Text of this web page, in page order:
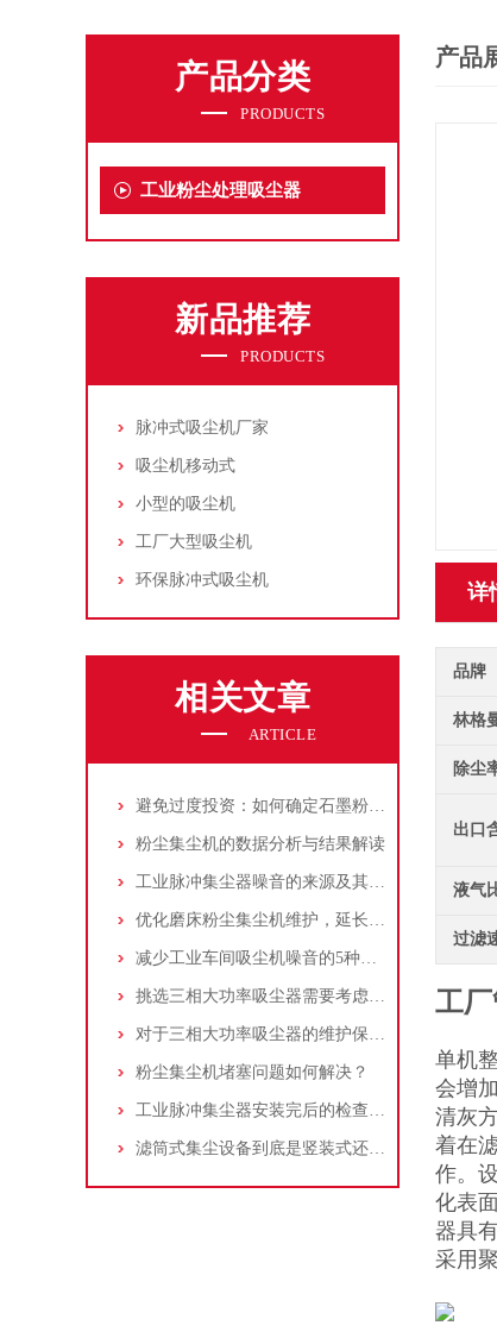
产品分类
PRODUCTS
工业粉尘处理吸尘器
新品推荐
PRODUCTS
脉冲式吸尘机厂家
吸尘机移动式
小型的吸尘机
工厂大型吸尘机
环保脉冲式吸尘机
相关文章
ARTICLE
避免过度投资：如何确定石墨粉尘除尘器的合理价格区间
粉尘集尘机的数据分析与结果解读
工业脉冲集尘器噪音的来源及其控制策略
优化磨床粉尘集尘机维护，延长设备寿命
减少工业车间吸尘机噪音的5种方法
挑选三相大功率吸尘器需要考虑哪些问题？
对于三相大功率吸尘器的维护保养，你了解多少
粉尘集尘机堵塞问题如何解决？
工业脉冲集尘器安装完后的检查工作详解
滤筒式集尘设备到底是竖装式还是横装式？
产品
详
品牌
林格
除尘
出口
液气
过滤
工
单机
会增
清灰
着在
作。
化表
器具
采用